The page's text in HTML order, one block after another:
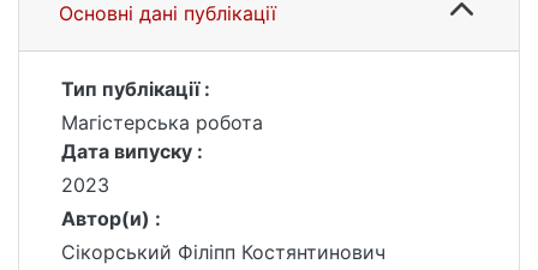
Основні дані публікації
Тип публікації :
Магістерська робота
Дата випуску :
2023
Автор(и) :
Сікорський Філіпп Костянтинович